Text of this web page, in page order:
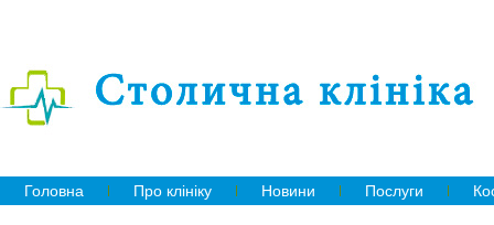
Головна Про клініку Новини Послуги